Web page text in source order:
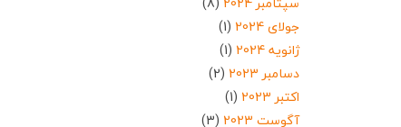
جولای 2024
(1)
ژانویه 2024
(1)
دسامبر 2023
(2)
اکتبر 2023
(1)
آگوست 2023
(3)